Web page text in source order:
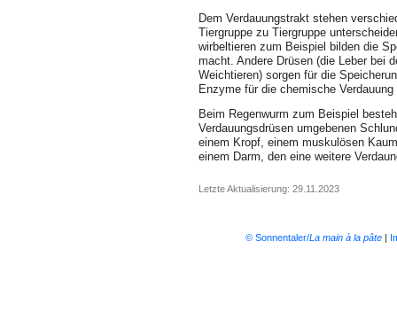
Dem Verdauungstrakt stehen
Tiergruppe zu Tiergruppe
wirbeltieren zum Beispiel bilden die
macht. Andere Drüsen (die Leber bei
Weichtieren) sorgen für die
Enzyme für die chemische
Beim Regenwurm zum Beispiel
Verdauungsdrüsen umgebenen
einem Kropf, einem muskulösen
einem Darm, den eine weitere
Letzte Aktualisierung: 29.11.2023
© Sonnentaler/La main à la pâte|